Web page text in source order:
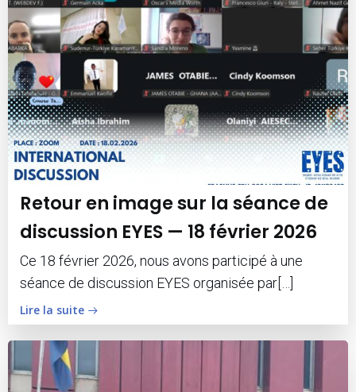
Retour en image sur la séance de
discussion EYES — 18 février 2026
Ce 18 février 2026, nous avons participé à une
séance de discussion EYES organisée par[…]
Lire la suite